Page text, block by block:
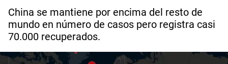
China se mantiene por encima del resto de
mundo en número de casos pero registra casi
70.000 recuperados.